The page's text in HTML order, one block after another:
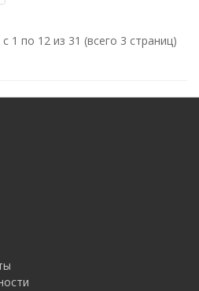
1 по 12 из 31 (всего 3 страниц)